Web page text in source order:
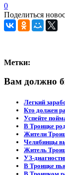
0
Поделиться
Метки:
Вам должно
Легкий
Кто должен
Успейте
В Троицке
Жители
Челябинцы
Житель
УЗ-
В Троицке